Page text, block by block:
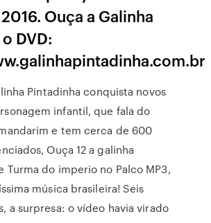
Ouça a Galinha
DVD:
Pintadinha conquista novos
infantil, que fala do
e tem cerca de 600
Ouça 12 a galinha
Turma do imperio no Palco MP3,
música brasileira! Seis
a surpresa: o vídeo havia virado